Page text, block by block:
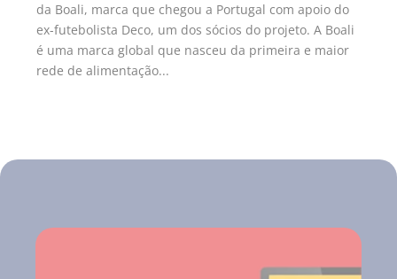
da Boali, marca que chegou a Portugal com apoio do
ex-futebolista Deco, um dos sócios do projeto. A Boali
é uma marca global que nasceu da primeira e maior
rede de alimentação...